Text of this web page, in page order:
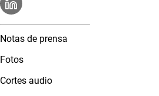
Notas de prensa
Fotos
Cortes audio